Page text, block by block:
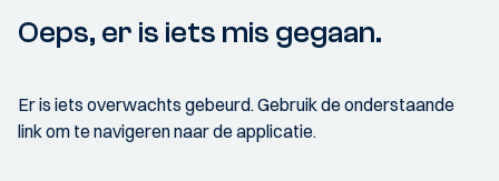
Oeps, er is iets mis gegaan.
Er is iets overwachts gebeurd. Gebruik de onderstaande
link om te navigeren naar de applicatie.